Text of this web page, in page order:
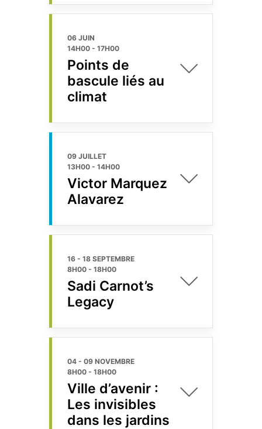
06 JUIN
14H00 - 17H00
Points de
bascule liés au
climat
09 JUILLET
13H00 - 14H00
Victor Marquez
Alavarez
16 - 18 SEPTEMBRE
8H00 - 18H00
Sadi Carnot’s
Legacy
04 - 09 NOVEMBRE
8H00 - 18H00
Ville d’avenir :
Les invisibles
dans les jardins